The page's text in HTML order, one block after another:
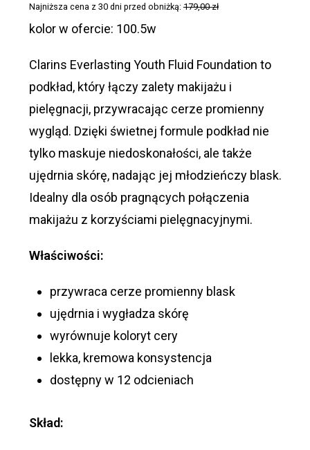
239,00 zł.179,00 zł.
Najniższa cena z 30 dni przed obniżką:179,00 zł
kolor w ofercie: 100.5w
Clarins Everlasting Youth Fluid Foundation to
podkład, który łączy zalety makijażu i
pielęgnacji, przywracając cerze promienny
wygląd. Dzięki świetnej formule podkład nie
tylko maskuje niedoskonałości, ale także
ujędrnia skórę, nadając jej młodzieńczy blask.
Idealny dla osób pragnących połączenia
makijażu z korzyściami pielęgnacyjnymi.
Właściwości:
przywraca cerze promienny blask
ujędrnia i wygładza skórę
wyrównuje koloryt cery
lekka, kremowa konsystencja
dostępny w 12 odcieniach
Skład: